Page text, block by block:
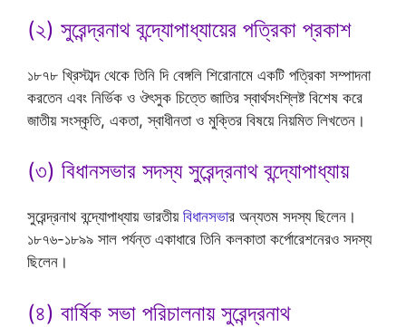
(২) সুরেন্দ্রনাথ বন্দ্যোপাধ্যায়ের পত্রিকা প্রকাশ
১৮৭৮ খ্রিস্টাব্দ থেকে তিনি দি বেঙ্গলি শিরোনামে একটি পত্রিকা সম্পাদনা
করতেন এবং নির্ভিক ও ঔৎসুক চিত্তে জাতির স্বার্থসংশ্লিষ্ট বিশেষ করে
জাতীয় সংস্কৃতি, একতা, স্বাধীনতা ও মুক্তির বিষয়ে নিয়মিত লিখতেন।
(৩) বিধানসভার সদস্য সুরেন্দ্রনাথ বন্দ্যোপাধ্যায়
সুরেন্দ্রনাথ বন্দ্যোপাধ্যায় ভারতীয় বিধানসভার অন্যতম সদস্য ছিলেন।
১৮৭৬-১৮৯৯ সাল পর্যন্ত একাধারে তিনি কলকাতা কর্পোরেশনেরও সদস্য
ছিলেন।
(৪) বার্ষিক সভা পরিচালনায় সুরেন্দ্রনাথ